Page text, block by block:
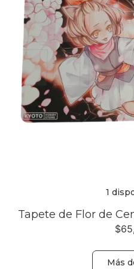
1
Tapete de Flor de
$
Más